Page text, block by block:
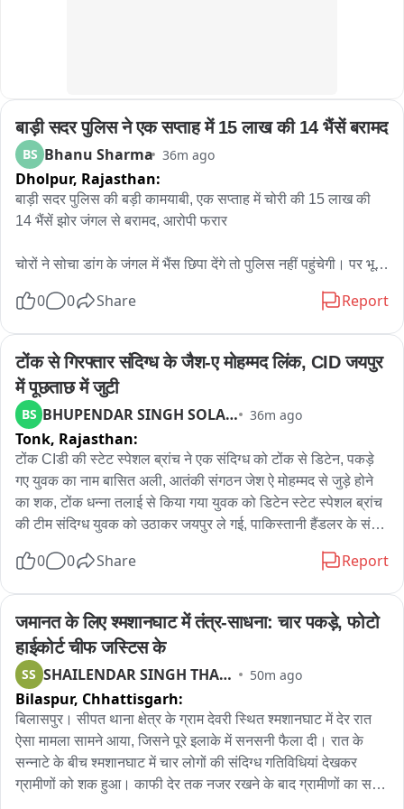
নাটকীয় পদ্ধতিতে সচেতনতার বার্তা মানুষের কাছে পৌঁছে দিলে তার প্রভাব আরও
বেশি হতে পারে। পথ নিরাপত্তা সপ্তাহে সবং ও পিংলা পুলিশের এই উদ্যোগ যেন
হাসির আড়ালে একটি কঠিন বার্তাই দিয়ে গেল হেলমেট ও সিটবেল্ট এড়িয়ে চলা মানেই
নিজের জীবনকে ঝুঁкির মুখে ঠেলে দেওয়া। তাই রাস্তায় বেরোনোর আগে নিয়ম
মানুন, সতর্ক থাকুন এবং নিরাপদে বাড়ি ফিরুন。
बाड़ी सदर पुलिस ने एक सप्ताह में 15 लाख की 14 भैंसें बरामद
BS Bhanu Sharma 36m ago
Dholpur, Rajasthan:
बाड़ी सदर पुलिस की बड़ी कामयाबी, एक सप्ताह में चोरी की 15 लाख की
14 भैंसें झोर जंगल से बरामद, आरोपी फरार
चोरों ने सोचा डांग के जंगल में भैंस छिपा देंगे तो पुलिस नहीं पहुंचेगी। पर भूल
भैंसें भी ढूंढ निकालीं।
बाड़ी। बाड़ी सदर थाना पुलिस ने मेहनत और मुस्तैदी से करीब एक सप्ताह
पहले हुई भैंस चोरी की सनसनीखेज वारदात का खुलासा कर दिया है। पुलिस
टीम ने झोर गांव के घने जंगल और दुर्गम डांग क्षेत्र में दबिश देकर 15 लाख
रुपये कीमत की 14 भैंसें सुरक्षित बरामद कर ली हैं। हालांकि घने जंगल और
अंधेरे का फायदा उठाकर आरोपी मौके से फरार होने में कामयाब रहे, जिनकी
तलाश के लिए पुलिस ने विशेष टीमें गठित की हैं।
थाना प्रभारी मोहर सिंह ने बताया कि 1 अगस्त 2026 की रात करीब 1:30
बजे मोतीकोटरा निवासी देशराज पुत्र, कल्लू पुत्र और राकेश गुर्जर सहित 5-
मिली थी। पीड़ित परिवार के अनुसार सुबह करीब 4 बजे जब वे बाड़े पर पहुंचे
क्षेत्र में काफी तलाश की लेकिन कोई सुराग हाथ नहीं लगा। इसके बाद
पीड़ितों ने बाड़ी सदर थाने पहुंचकर मामला दर्ज कराया।
मामले की गंभीरता को देखते हुए SP के निर्देश पर चोरी गई भैंसों की बरामदगी
और आरोपियों की धरपकड़ के लिए एक विशेष टीम गठित की गई। टीम में
थाना प्रभारी मोहर सिंह के साथ हेड कांस्टेबल अशोक मीणा और अन्य
जवानों को शामिल किया गया। टीम ने सबसे पहले घटनास्थल का बारीकी से
निरीक्षण किया और वहां से तकनीकी साक्ष्य जुटाए। साथ ही इलाके के
मुखबिर तंत्र को सक्रिय कर संदिग्धों पर नजर रखी गई।
0 0 Share Report
टोंक से गिरफ्तार संदिग्ध के जैश-ए मोहम्मद लिंक, CID जयपुर
में पूछताछ में जुटी
BS BHUPENDAR SINGH SOLANKI 36m ago
Tonk, Rajasthan:
टोंक CIडी की स्टेट स्पेशल ब्रांच ने एक संदिग्ध को टोंक से डिटेन, पकड़े
गए युवक का नाम बासित अली, आतंकी संगठन जेश ऐ मोहम्मद से जुड़े होने
का शक, टोंक धन्ना तलाई से किया गया युवक को डिटेन स्टेट स्पेशल ब्रांच
की टीम संदिग्ध युवक को उठाकर जयपुर ले गई, पाकिस्तानी हैंडलर के संपर्क
जा रहा  पकड़ा गया युवक, जयपुर में पूछताछ जारी
0 0 Share Report
जमानत के लिए श्मशानघाट में तंत्र-साधना: चार पकड़े, फोटो
हाईकोर्ट चीफ जस्टिस के
SS SHAILENDAR SINGH THAKUR 50m ago
Bilaspur, Chhattisgarh:
बिलासपुर। सीपत थाना क्षेत्र के ग्राम देवरी स्थित श्मशानघाट में देर रात
ऐसा मामला सामने आया, जिसने पूरे इलाके में सनसनी फैला दी। रात के
सन्नाटे के बीच श्मशानघाट में चार लोगों की संदिग्ध गतिविधियां देखकर
ग्रामीणों को शक हुआ। काफी देर तक नजर रखने के बाद ग्रामीणों का समूह